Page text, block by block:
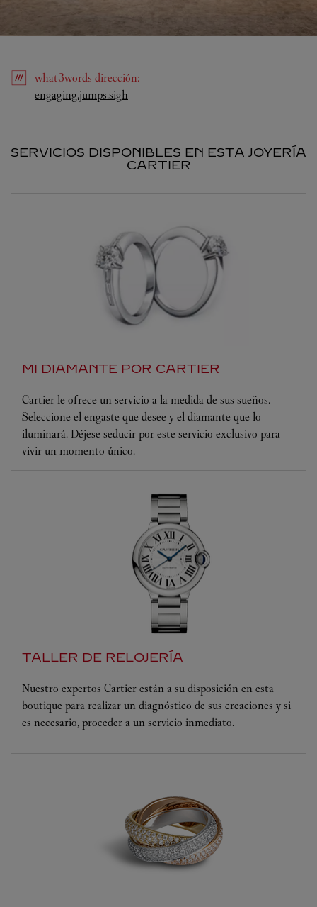
what3words dirección:
engaging.jumps.sigh
SERVICIOS DISPONIBLES EN ESTA JOYERÍA
CARTIER
MI DIAMANTE POR CARTIER
Cartier le ofrece un servicio a la medida de sus sueños.
Seleccione el engaste que desee y el diamante que lo
iluminará. Déjese seducir por este servicio exclusivo para
vivir un momento único.
TALLER DE RELOJERÍA
Nuestro expertos Cartier están a su disposición en esta
boutique para realizar un diagnóstico de sus creaciones y si
es necesario, proceder a un servicio inmediato.